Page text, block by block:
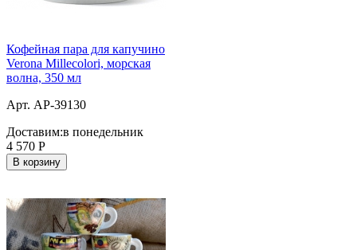
Кофейная пара для капучино
Verona Millecolori, морская
волна, 350 мл
Арт. AP-39130
Доставим:в понедельник
4 570 Р
В корзину